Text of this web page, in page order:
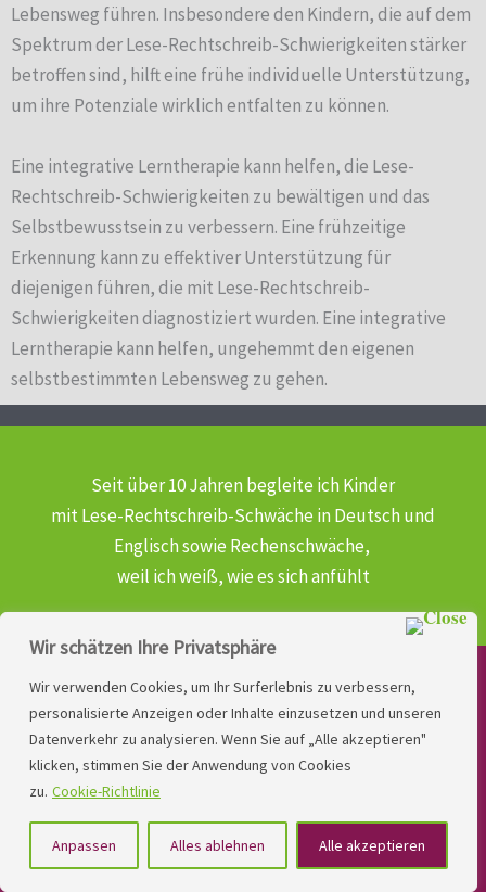
Wir schätzen Ihre Privatsphäre
Wir verwenden Cookies, um Ihr Surferlebnis zu verbessern,
personalisierte Anzeigen oder Inhalte einzusetzen und unseren
Datenverkehr zu analysieren. Wenn Sie auf „Alle akzeptieren"
klicken, stimmen Sie der Anwendung von Cookies
zu. Cookie-Richtlinie
Anpassen Alles ablehnen Alle akzeptieren
Lebensweg führen. Insbesondere den Kindern, die auf dem
Spektrum der Lese-Rechtschreib-Schwierigkeiten stärker
betroffen sind, hilft eine frühe individuelle Unterstützung,
um ihre Potenziale wirklich entfalten zu können.
Eine integrative Lerntherapie kann helfen, die Lese-
Rechtschreib-Schwierigkeiten zu bewältigen und das
Selbstbewusstsein zu verbessern. Eine frühzeitige
Erkennung kann zu effektiver Unterstützung für
diejenigen führen, die mit Lese-Rechtschreib-
Schwierigkeiten diagnostiziert wurden. Eine integrative
Lerntherapie kann helfen, ungehemmt den eigenen
selbstbestimmten Lebensweg zu gehen.
Seit über 10 Jahren begleite ich Kinder
mit Lese-Rechtschreib-Schwächein Deutsch und
Englisch sowie Rechenschwäche,
weil ich weiß, wie es sich anfühlt
LinkedIn
Instagram
YouTube
Facebook
Copyright Lese- und Rechtschreibstörung| MIO
LINDNER. 2026 | Powered byYadbo.